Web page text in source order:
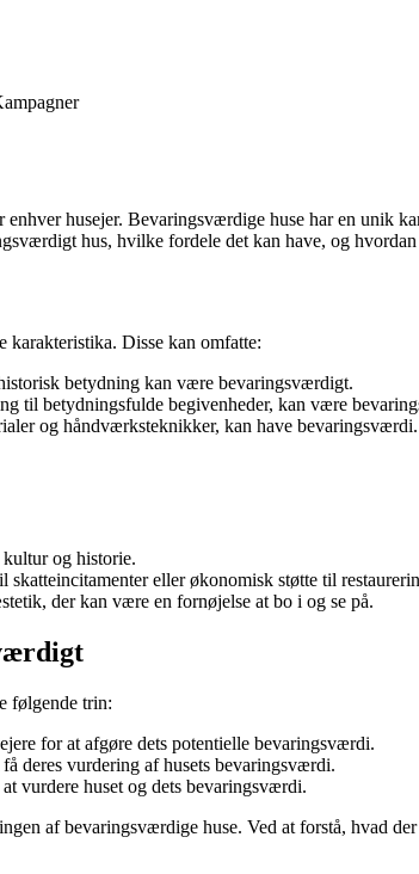
husejer. Bevaringsværdige huse har en unik
hus, hvilke fordele det kan have, og
Disse kan omfatte:
betydning kan være bevaringsværdigt.
til betydningsfulde begivenheder, kan være
og håndværksteknikker, kan have bevaringsværdi.
og historie.
eller økonomisk støtte til
der kan være en fornøjelse at bo i og se på.
følgende trin:
for at afgøre dets potentielle bevaringsværdi.
deres vurdering af husets bevaringsværdi.
vurdere huset og dets bevaringsværdi.
af bevaringsværdige huse. Ved at forstå, hvad